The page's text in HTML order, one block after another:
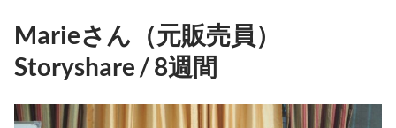
Marieさん（元販売員）
Storyshare / 8週間